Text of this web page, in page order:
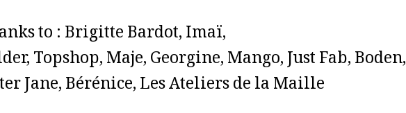
to : Brigitte Bardot, Imaï,
Topshop, Maje, Georgine, Mango, Just Fab, Boden,
Jane, Bérénice, Les Ateliers de la Maille